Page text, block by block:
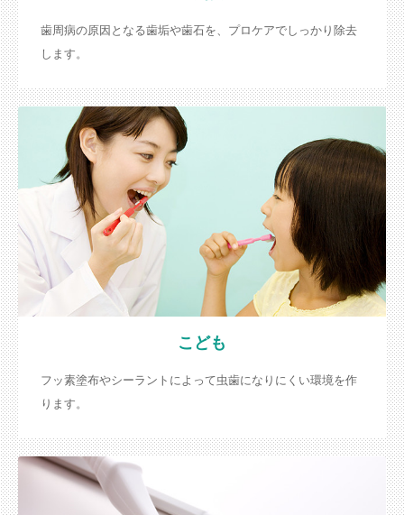
歯周病の原因となる歯垢や歯石を、プロケアでしっかり除去
します。
こども
フッ素塗布やシーラントによって虫歯になりにくい環境を作
ります。